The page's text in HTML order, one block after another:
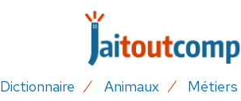
Dictionnaire Animaux Métiers